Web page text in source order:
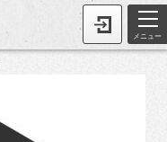
メニュー